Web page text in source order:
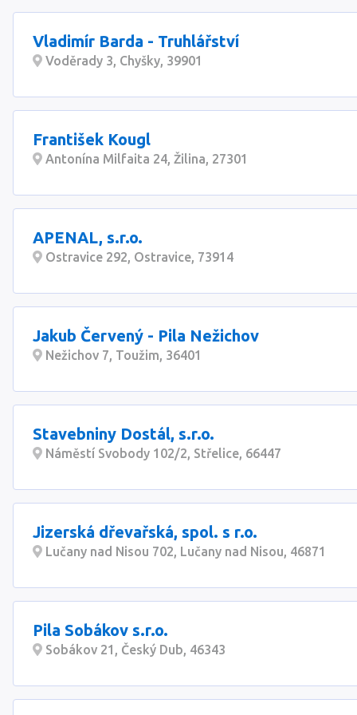
Vladimír Barda - Truhlářství
Voděrady 3, Chyšky, 39901
František Kougl
Antonína Milfaita 24, Žilina, 27301
APENAL, s.r.o.
Ostravice 292, Ostravice, 73914
Jakub Červený - Pila Nežichov
Nežichov 7, Toužim, 36401
Stavebniny Dostál, s.r.o.
Náměstí Svobody 102/2, Střelice, 66447
Jizerská dřevařská, spol. s r.o.
Lučany nad Nisou 702, Lučany nad Nisou, 46871
Pila Sobákov s.r.o.
Sobákov 21, Český Dub, 46343